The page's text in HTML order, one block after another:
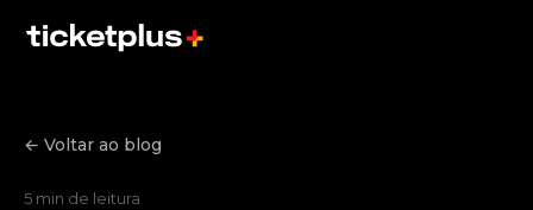
← Voltar ao blog
5 min de leitura